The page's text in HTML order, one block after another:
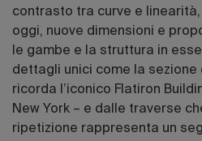
contrasto tra curve e
oggi, nuove dimensioni e
le gambe e la struttura in
dettagli unici come la sezione
ricorda l’iconico Flatiron
New York – e dalle traverse
ripetizione rappresenta un